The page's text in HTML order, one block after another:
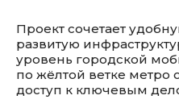
Проект сочетает
развитую
уровень городской
по жёлтой ветке метро
доступ к ключевым